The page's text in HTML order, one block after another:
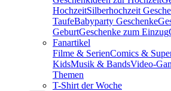
HochzeitSilberhochzeit
TaufeBabyparty Geschenke
GeburtGeschenke zum Einzug
Fanartikel
Filme & SerienComics &
KidsMusik & BandsVideo-
Themen
T-Shirt der Woche